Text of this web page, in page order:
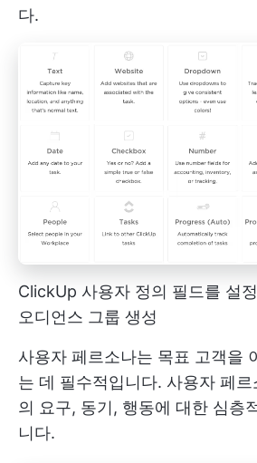
다.
ClickUp 사용자 정의 필드를 설
오디언스 그룹 생성
사용자 페르소나는 목표 고객을
는 데 필수적입니다. 사용자 페
의 요구, 동기, 행동에 대한 심층
니다.